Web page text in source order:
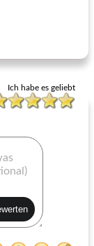
Ich habe es geliebt